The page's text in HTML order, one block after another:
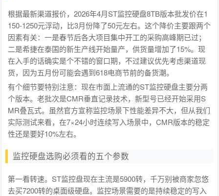
根据最新渠道报价，2026年4月ST监控硬盘8TB版本批发价在1
150-1250元浮动，比3月份降了50元左右。这个降价主要跟两个
因素有关：一是春节后各大项目集中开工的采购高峰期已过；
二是希捷在泰国的新生产线开始量产，供货量增加了15%。现
在入手的话确实是个不错的窗口期，不过建议优先考虑渠道现
货，因为五月份可能会遇到618电商节前的备货潮。
有个细节要特别注意：现在市面上流通的ST监控硬盘主要分两
个版本。老批次是CMR垂直记录技术，新型号已经开始采用S
MR叠瓦式。虽然官方宣称监控场景下性能差异不大，但从我们
实际测试来看，在7×24小时连续写入场景中，CMR版本的稳定
性还是要好10%左右。
监控硬盘选购必须看的五个参数
第一看转速。ST监控盘现在主流是5900转，千万别被商家忽悠
去买7200转的桌面级硬盘。监控场景需要的是持续稳定的写入